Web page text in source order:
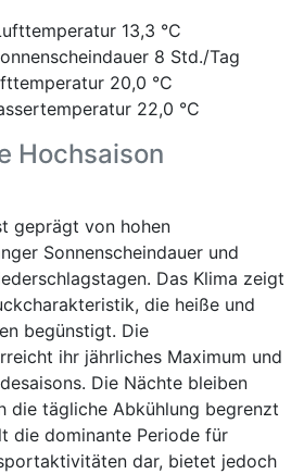
13,3 °C
8 Std./Tag
20,0 °C
22,0 °C
Hochsaison
geprägt von hohen
Sonnenscheindauer und
Das Klima zeigt
die heiße und
begünstigt. Die
ihr jährliches Maximum und
Die Nächte bleiben
die tägliche Abkühlung begrenzt
die dominante Periode für
dar, bietet jedoch